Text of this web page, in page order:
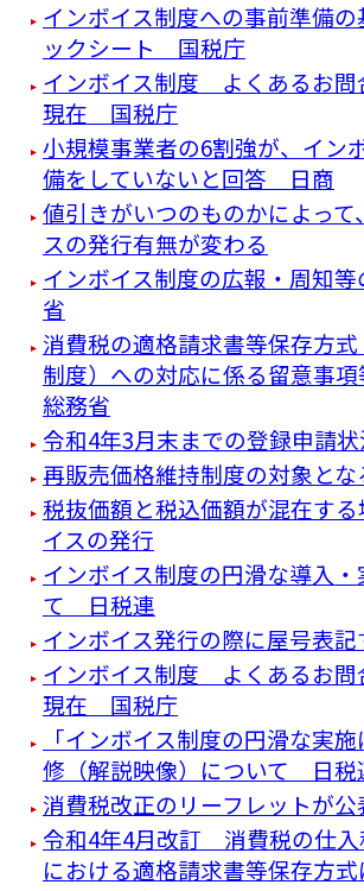
インボイス制度への事前準備の
ックシート 国税庁
インボイス制度 よくあるお
現在 国税庁
小規模事業者の6割強が、イン
備をしていないと回答 日商
値引きがいつのものかによって
スの発行有無が変わる
インボイス制度の広報・周知
省
消費税の適格請求書等保存方式
制度）への対応に係る留意事
総務省
令和4年3月末までの登録申請
再販売価格維持制度の対象と
税抜価額と税込価額が混在す
イスの発行
インボイス制度の円滑な導入・
て 日税連
インボイス発行の際に屋号表記
インボイス制度 よくあるお
現在 国税庁
「インボイス制度の円滑な実
修（解説映像）について 日税
消費税改正のリーフレットが
令和4年4月改訂 消費税の仕入
における適格請求書等保存方